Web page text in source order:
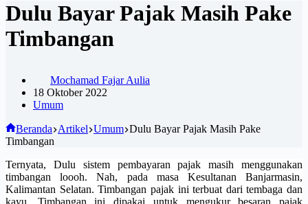
Dulu Bayar Pajak Masih Pake
Timbangan
Mochamad Fajar Aulia
18 Oktober 2022
Umum
Beranda Artikel Umum Dulu Bayar Pajak Masih Pake
Timbangan
Ternyata, Dulu sistem pembayaran pajak masih menggunakan
timbangan loooh. Nah, pada masa Kesultanan Banjarmasin,
Kalimantan Selatan. Timbangan pajak ini terbuat dari tembaga dan
kayu. Timbangan ini dipakai untuk mengukur besaran pajak